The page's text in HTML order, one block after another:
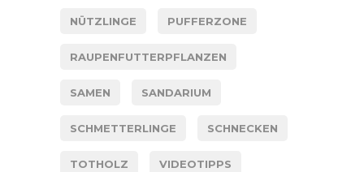
NÜTZLINGE PUFFERZONE
RAUPENFUTTERPFLANZEN
SAMEN SANDARIUM
SCHMETTERLINGE SCHNECKEN
TOTHOLZ VIDEOTIPPS